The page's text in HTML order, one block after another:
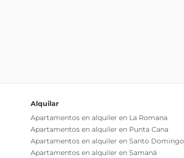
Alquilar
Apartamentos en alquiler en La Romana
Apartamentos en alquiler en Punta Cana
Apartamentos en alquiler en Santo Domingo
Apartamentos en alquiler en Samaná